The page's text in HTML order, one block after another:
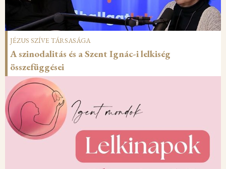
JÉZUS SZÍVE TÁRSASÁGA
A szinodalitás és a Szent Ignác-i lelkiség
összefüggései